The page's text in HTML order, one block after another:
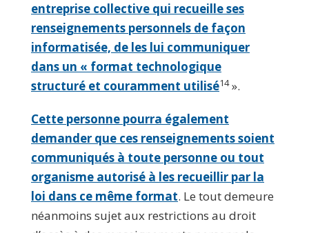
entreprise collective qui recueille ses
renseignements personnels de façon
informatisée, de les lui communiquer
dans un « format technologique
structuré et couramment utilisé14».
Cette personne pourra également
demander que ces renseignements soient
communiqués à toute personne ou tout
organisme autorisé à les recueillir par la
loi dans ce même format. Le tout demeure
néanmoins sujet aux restrictions au droit